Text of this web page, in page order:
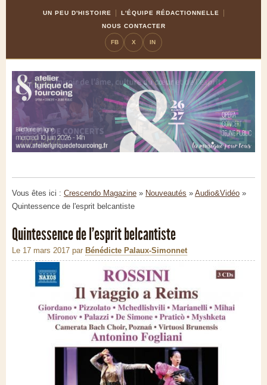
UN PEU D'HISTOIRE
L'ÉQUIPE RÉDACTIONNELLE
NOUS CONTACTER
FB X IN
Vous êtes ici : Crescendo Magazine » Nouveautés » Audio&Vidéo »
Quintessence de l'esprit belcantiste
Quintessence de l'esprit belcantiste
Le 17 mars 2017 par Bénédicte Palaux-Simonnet